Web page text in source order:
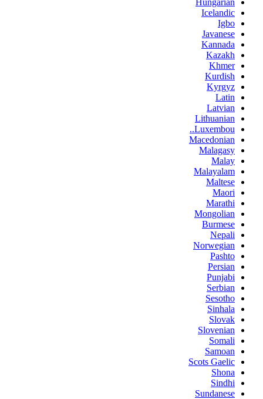
Hungarian
Icelandic
Igbo
Javanese
Kannada
Kazakh
Khmer
Kurdish
Kyrgyz
Latin
Latvian
Lithuanian
Luxembou..
Macedonian
Malagasy
Malay
Malayalam
Maltese
Maori
Marathi
Mongolian
Burmese
Nepali
Norwegian
Pashto
Persian
Punjabi
Serbian
Sesotho
Sinhala
Slovak
Slovenian
Somali
Samoan
Scots Gaelic
Shona
Sindhi
Sundanese